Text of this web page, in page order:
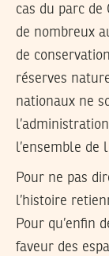
cas du parc de
de nombreux
de
réserves
nationaux ne
l’ensemble
Pour ne pas
l’histoire
Pour qu’enfin
faveur des